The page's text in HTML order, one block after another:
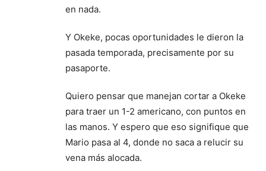
en nada.
Y Okeke, pocas oportunidades le dieron la
pasada temporada, precisamente por su
pasaporte.
Quiero pensar que manejan cortar a Okeke
para traer un 1-2 americano, con puntos en
las manos. Y espero que eso signifique que
Mario pasa al 4, donde no saca a relucir su
vena más alocada.